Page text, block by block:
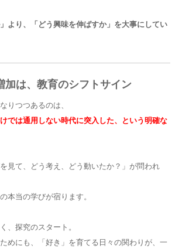
」より、「どう興味を伸ばすか」を大事にしてい
加は、教育のシフトサイン
りつつあるのは、
けでは通用しない時代に突入した、という明確な
見て、どう考え、どう動いたか？」が問われ
本当の学びが宿ります。
、探究のスタート。
めにも、「好き」を育てる日々の関わりが、一